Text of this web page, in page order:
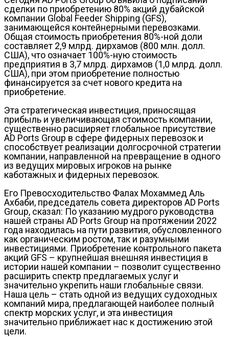
сделки по приобретению 80% акций дубайской
компании Global Feeder Shipping (GFS),
занимающейся контейнерными перевозками.
Общая стоимость приобретения 80%-ной доли
составляет 2,9 млрд. дирхамов (800 млн. долл.
США), что означает 100%-ную стоимость
предприятия в 3,7 млрд. дирхамов (1,0 млрд. долл.
США), при этом приобретение полностью
финансируется за счет нового кредита на
приобретение.
Эта стратегическая инвестиция, приносящая
прибыль и увеличивающая стоимость компании,
существенно расширяет глобальное присутствие
AD Ports Group в сфере фидерных перевозок и
способствует реализации долгосрочной стратегии
компании, направленной на превращение в одного
из ведущих мировых игроков на рынке
каботажных и фидерных перевозок.
Его Превосходительство Фалах Мохаммед Аль
Ахбаби, председатель совета директоров AD Ports
Group, сказал: По указанию мудрого руководства
нашей страны AD Ports Group на протяжении 2022
года находилась на пути развития, обусловленного
как органическим ростом, так и разумными
инвестициями. Приобретение контрольного пакета
акций GFS – крупнейшая внешняя инвестиция в
истории нашей компании – позволит существенно
расширить спектр предлагаемых услуг и
значительно укрепить наши глобальные связи.
Наша цель – стать одной из ведущих судоходных
компаний мира, предлагающей наиболее полный
спектр морских услуг, и эта инвестиция
значительно приближает нас к достижению этой
цели.